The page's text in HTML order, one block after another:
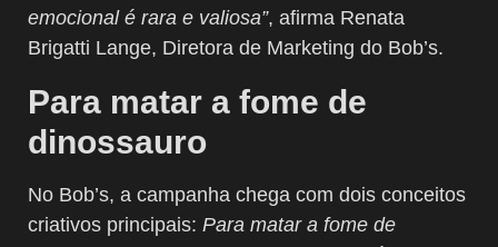
emocional é rara e valiosa”, afirma Renata
Brigatti Lange, Diretora de Marketing do Bob’s.
Para matar a fome de
dinossauro
No Bob’s, a campanha chega com dois conceitos
criativos principais: Para matar a fome de